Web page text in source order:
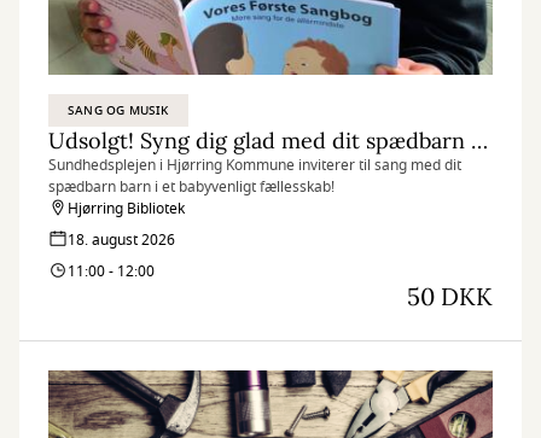
SANG OG MUSIK
Udsolgt! Syng dig glad med dit spædbarn – Forløb 1
Sundhedsplejen i Hjørring Kommune inviterer til sang med dit
spædbarn barn i et babyvenligt fællesskab!
Hjørring Bibliotek
18. august 2026
11:00 - 12:00
50 DKK